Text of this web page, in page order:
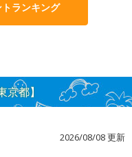
ランキング
都】
2026/08/08 更新